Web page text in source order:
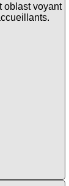
oblast voyant